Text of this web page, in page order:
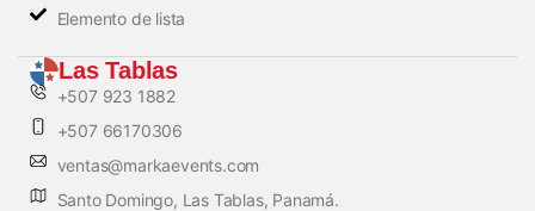
Elemento de lista
Las Tablas
+507 923 1882
+507 66170306
ventas@markaevents.com
Santo Domingo, Las Tablas, Panamá.